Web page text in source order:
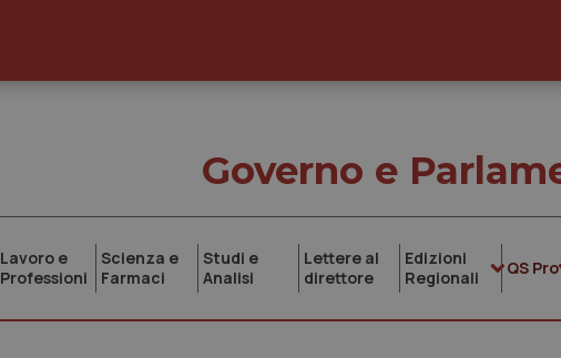
Governo e
Lavoro e
Professioni
Scienza e
Farmaci
Studi e
Analisi
Lettere al
direttore
Edizioni
Regionali
QS Pro